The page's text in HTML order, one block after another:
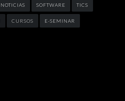
NOTICIAS SOFTWARE TICS
CURSOS E-SEMINAR